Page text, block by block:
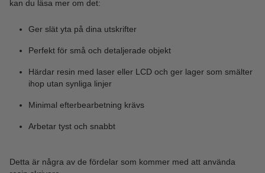
kan du läsa mer om det:
Ger slät yta på dina utskrifter
Perfekt för små och detaljerade objekt
Härdar resin med laser eller LCD och ger lager som smälter
ihop utan synliga linjer
Minimal efterbearbetning krävs
Arbetar tyst och snabbt
Detta är några av de fördelar som kommer med att använda